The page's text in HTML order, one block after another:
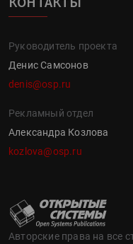
Руководитель проекта
Денис Самсонов
denis@osp.ru
Рекламный отдел
Александра Козлова
kozlova@osp.ru
Авторские права на все